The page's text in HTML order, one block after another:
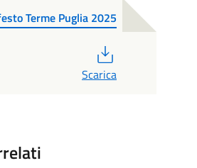
Terme Puglia 2025
Scarica